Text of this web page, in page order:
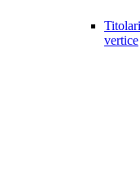
vertice